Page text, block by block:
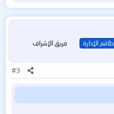
طاقم الإدارة فريق الإشراف
#3